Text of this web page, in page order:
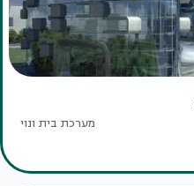
מערכת בית ונוי